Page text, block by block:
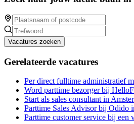
Vacatures zoeken
Gerelateerde vacatures
Per direct fulltime administratief
Word parttime bezorger bij
Start als sales consultant in
Parttime Sales Advisor bij Odido
Parttime customer service bij een